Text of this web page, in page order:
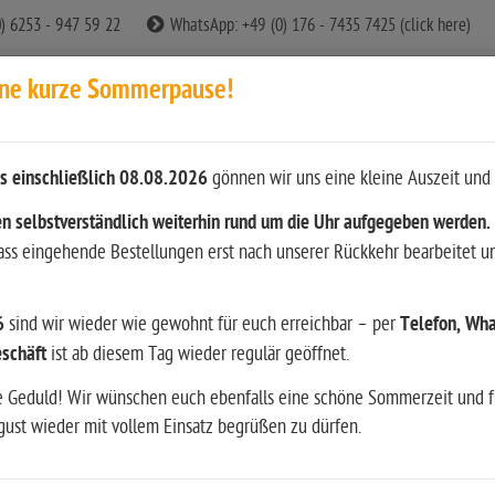
6253 - 947 59 22 WhatsApp: +49 (0) 176 - 7435 7425 (click here)
Wiederladen Literatur & andere Medien
kurze Sommerpause!
einschließlich 08.08.2026gönnen wir uns eine kleine Auszeit
selbstverständlich weiterhin rund um die Uhr aufgegeben werden.
eingehende Bestellungen erst nach unserer Rückkehr bearbeitet
sind wir wieder wie gewohnt für euch erreichbar – perTelefon,
ist ab diesem Tag wieder regulär geöffnet.
Wir wünschen euch ebenfalls eine schöne Sommerzeit und
wieder mit vollem Einsatz begrüßen zu dürfen.